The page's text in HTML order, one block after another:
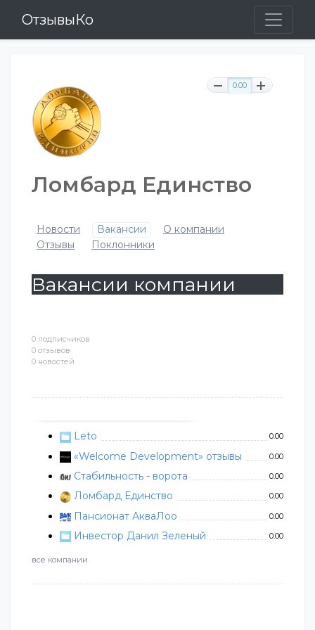
ОтзывыКо
0 подписчиков
0 отзывов
0 новостей
Leto 0.00
«Welcome Development» отзывы 0.00
Стабильность - ворота 0.00
Ломбард Единство 0.00
Пансионат АкваЛоо 0.00
Инвестор Данил Зеленый 0.00
все компании
0.00
Ломбард Единство
Новости Вакансии
О компании
Отзывы
Поклонники
Вакансии компании